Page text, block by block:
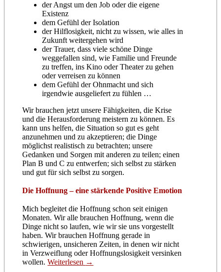
der Angst um den Job oder die eigene
Existenz
dem Gefühl der Isolation
der Hilflosigkeit, nicht zu wissen, wie alles in
Zukunft weitergehen wird
der Trauer, dass viele schöne Dinge
weggefallen sind, wie Familie und Freunde
zu treffen, ins Kino oder Theater zu gehen
oder verreisen zu können
dem Gefühl der Ohnmacht und sich
irgendwie ausgeliefert zu fühlen …
Wir brauchen jetzt unsere Fähigkeiten, die Krise
und die Herausforderung meistern zu können. Es
kann uns helfen, die Situation so gut es geht
anzunehmen und zu akzeptieren; die Dinge
möglichst realistisch zu betrachten; unsere
Gedanken und Sorgen mit anderen zu teilen; einen
Plan B und C zu entwerfen; sich selbst zu stärken
und gut für sich selbst zu sorgen.
Die Hoffnung – eine stärkende Positive Emotion
Mich begleitet die Hoffnung schon seit einigen
Monaten. Wir alle brauchen Hoffnung, wenn die
Dinge nicht so laufen, wie wir sie uns vorgestellt
haben. Wir brauchen Hoffnung gerade in
schwierigen, unsicheren Zeiten, in denen wir nicht
in Verzweiflung oder Hoffnungslosigkeit versinken
wollen.Weiterlesen →